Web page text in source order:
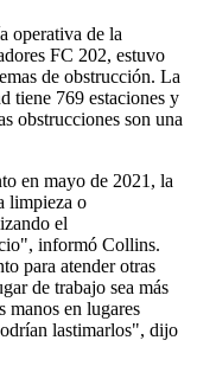
operativa de la
FC 202, estuvo
de obstrucción. La
tiene 769 estaciones y
obstrucciones son una
en mayo de 2021, la
limpieza o
el
informó Collins.
para atender otras
de trabajo sea más
manos en lugares
lastimarlos", dijo